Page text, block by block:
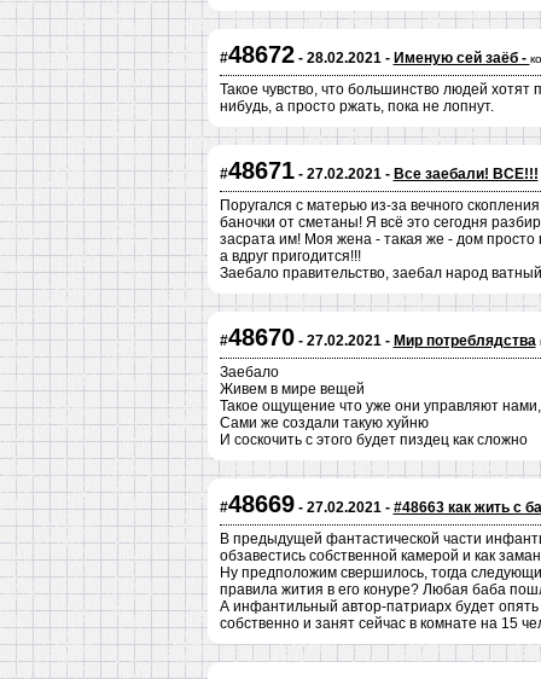
#48672- 28.02.2021 - Именую сей заёб -
Такое чувство, что большинство людей
нибудь, а просто ржать, пока не лопнут.
#48671- 27.02.2021 - Все заебали! ВСЕ!!!
Поругался с матерью из-за вечного
баночки от сметаны! Я всё это сегодня
засрата им! Моя жена - такая же - дом
а вдруг пригодится!!!
Заебало правительство, заебал народ
#48670- 27.02.2021 - Мир потреблядства
Заебало
Живем в мире вещей
Такое ощущение что уже они управляют
Сами же создали такую хуйню
И соскочить с этого будет пиздец как сложно
#48669- 27.02.2021 - #48663 как жить с
В предыдущей фантастической части
обзавестись собственной камерой и как
Ну предположим свершилось, тогда
правила жития в его конуре? Любая баба
А инфантильный автор-патриарх будет
собственно и занят сейчас в комнате на 15